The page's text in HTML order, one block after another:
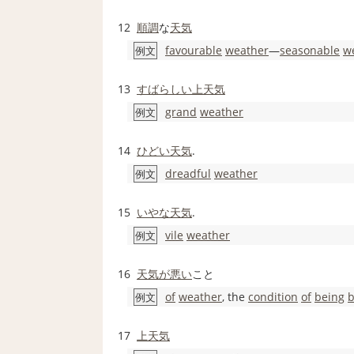
12 順調な天気
例文 favourable weather―seasonable
13 すばらしい 上天気
例文 grand weather
14 ひどい天気.
例文 dreadful weather
15 いやな天気.
例文 vile weather
16 天気が悪いこと
例文 of weather, the condition of being
17 上天気